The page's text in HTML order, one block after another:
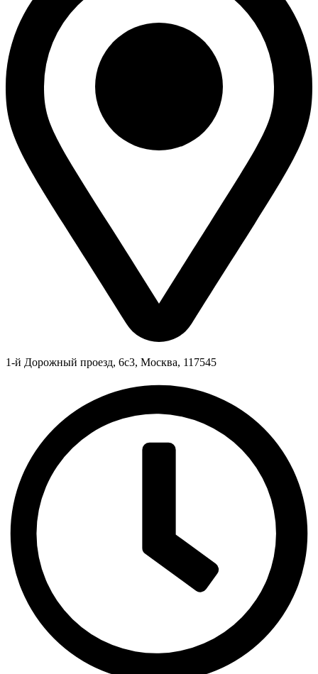
1-й Дорожный проезд, 6с3, Москва, 117545